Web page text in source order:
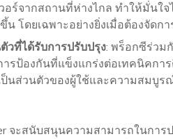
อร์จากสถานที่ห่างไกล ทำให้มั่นใ
น โดยเฉพาะอย่างยิ่งเมื่อต้องจัดก
วที่ได้รับการปรับปรุง: พร็อกซีร่วม
ารป้องกันที่แข็งแกร่งต่อเทคนิคก
นส่วนตัวของผู้ใช้และความสมบู
จะสนับสนุนความสามารถในกา